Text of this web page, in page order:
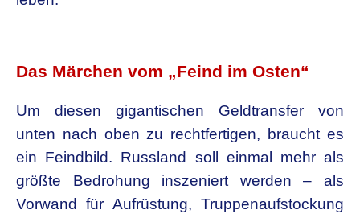
Das Märchen vom „Feind im Osten“
Um diesen gigantischen Geldtransfer von
unten nach oben zu rechtfertigen, braucht es
ein Feindbild. Russland soll einmal mehr als
größte Bedrohung inszeniert werden – als
Vorwand für Aufrüstung, Truppenaufstockung